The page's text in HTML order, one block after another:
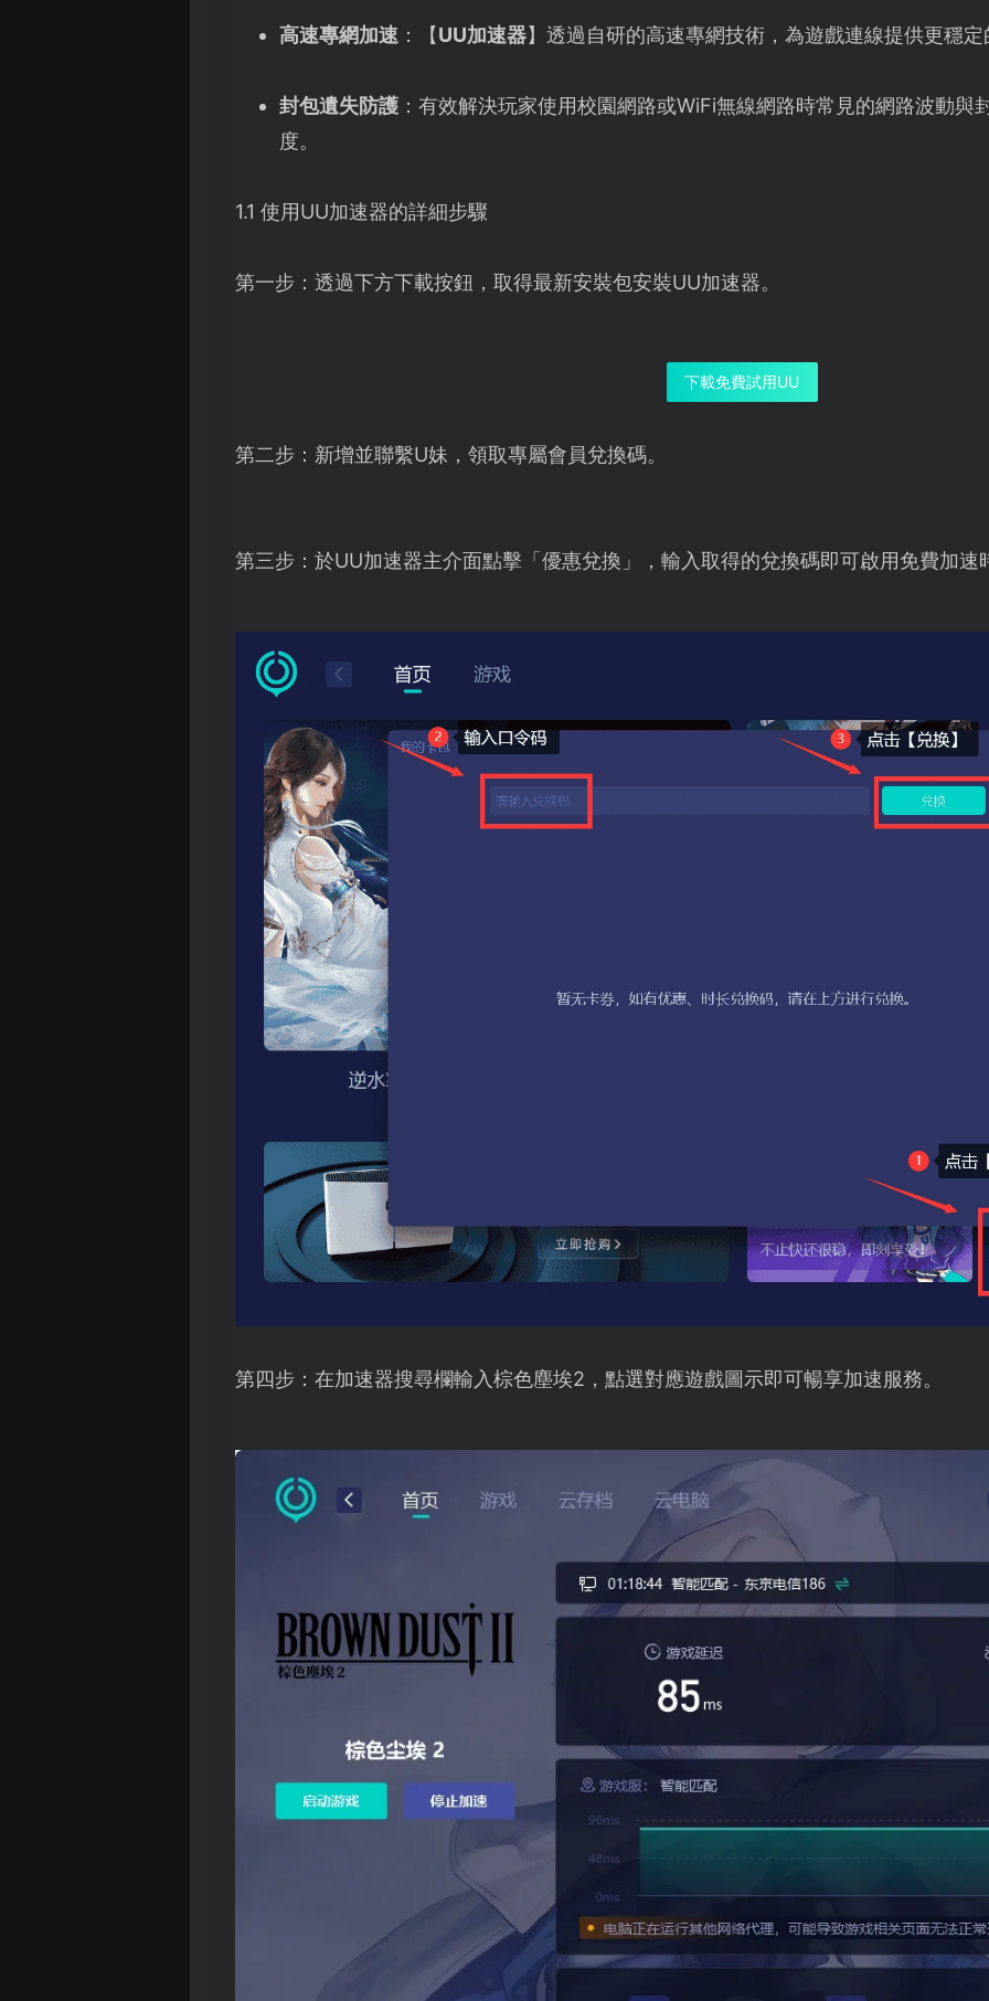
高速專網加速：【UU加速器】透過自研的高速專網技術，為遊戲連線提供更穩
封包遺失防護：有效解決玩家使用校園網路或WiFi無線網路時常見的網路波動與
度。
1.1 使用UU加速器的詳細步驟
第一步：透過下方下載按鈕，取得最新安裝包安裝UU加速器。
下載免費試用UU
第二步：新增並聯繫U妹，領取專屬會員兌換碼。
第三步：於UU加速器主介面點擊「優惠兌換」，輸入取得的兌換碼即可啟用免費加速
第四步：在加速器搜尋欄輸入棕色塵埃2，點選對應遊戲圖示即可暢享加速服務。